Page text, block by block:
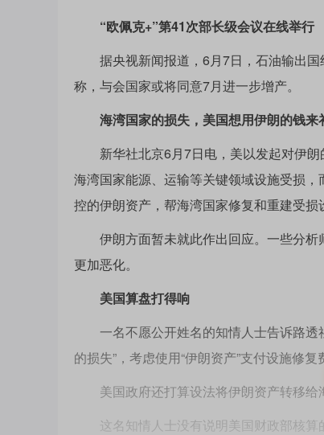
“欧佩克+”第41次部长级会议在线举行
据央视新闻报道，6月7日，石油输出国
称，与会国家或将同意7月进一步增产。
海湾国家的损失，美国想用伊朗的钱来
新华社北京6月7日电，美以发起对伊朗
海湾国家能源、运输等关键领域设施受损
控的伊朗资产，帮海湾国家修复和重建受损
伊朗方面暂未就此作出回应。一些分析
更加恶化。
美国算盘打得响
一名不愿公开姓名的知情人士告诉路透
的损失”，考虑使用“伊朗资产”支付设施修复
美国政府还打算设法将伊朗资产转移给海
这名知情人士没有说明美国财政部核算